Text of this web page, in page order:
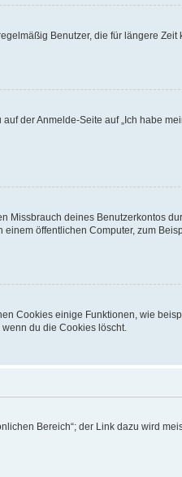
Benutzer, die für längere Zeit
der Anmelde-Seite auf „Ich habe
Missbrauch deines Benutzerkontos
öffentlichen Computer, zum
Cookies einige Funktionen, wie
du die Cookies löscht.
Bereich“; der Link dazu wird